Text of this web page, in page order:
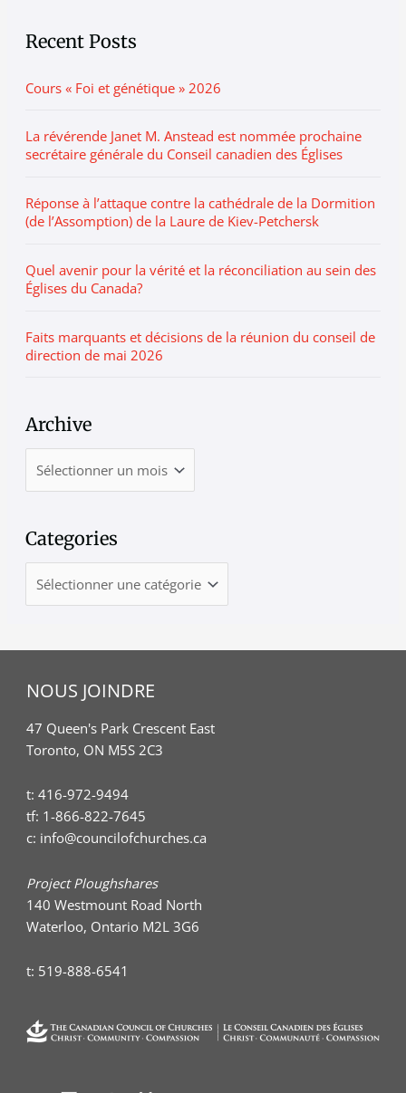
Recent Posts
Cours « Foi et génétique » 2026
La révérende Janet M. Anstead est nommée prochaine
secrétaire générale du Conseil canadien des Églises
Réponse à l’attaque contre la cathédrale de la Dormition
(de l’Assomption) de la Laure de Kiev-Petchersk
Quel avenir pour la vérité et la réconciliation au sein des
Églises du Canada?
Faits marquants et décisions de la réunion du conseil de
direction de mai 2026
Archive
e
Categories
r
e
NOUS JOINDRE
47 Queen's Park Crescent East
Toronto, ON M5S 2C3
t:416-972-9494
tf: 1-866-822-7645
c: info@councilofchurches.ca
Project Ploughshares
140 Westmount Road North
Waterloo, Ontario M2L 3G6
t: 519-888-6541